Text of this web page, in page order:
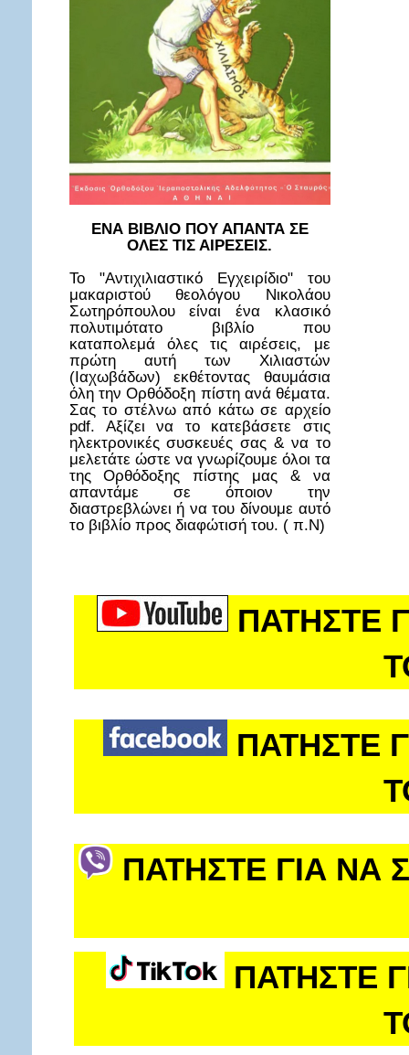
ΕΝΑ ΒΙΒΛΙΟ ΠΟΥ ΑΠΑΝΤΑ ΣΕ
ΟΛΕΣ ΤΙΣ ΑΙΡΕΣΕΙΣ.
Το "Αντιχιλιαστικό Εγχειρίδιο" του
μακαριστού θεολόγου Νικολάου
Σωτηρόπουλου είναι ένα κλασικό
πολυτιμότατο βιβλίο που
καταπολεμά όλες τις αιρέσεις, με
πρώτη αυτή των Χιλιαστών
(Ιαχωβάδων) εκθέτοντας θαυμάσια
όλη την Ορθόδοξη πίστη ανά θέματα.
Σας το στέλνω από κάτω σε αρχείο
pdf. Αξίζει να το κατεβάσετε στις
ηλεκτρονικές συσκευές σας & να το
μελετάτε ώστε να γνωρίζουμε όλοι τα
της Ορθόδοξης πίστης μας & να
απαντάμε σε όποιον την
διαστρεβλώνει ή να του δίνουμε αυτό
το βιβλίο προς διαφώτισή του. ( π.Ν)
ΠΑΤΗΣΤΕ
ΠΑΤΗΣΤΕ
ΠΑΤΗΣΤΕ ΓΙΑ ΝΑ
ΠΑΤΗΣΤΕ